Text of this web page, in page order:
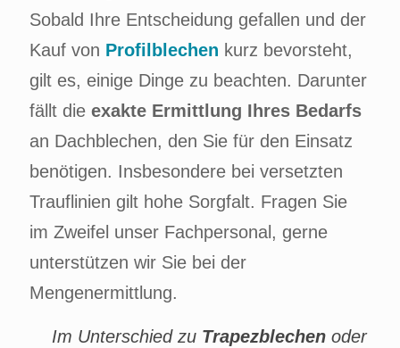
Sobald Ihre Entscheidung gefallen und der
Kauf von Profilblechen kurz bevorsteht,
gilt es, einige Dinge zu beachten. Darunter
fällt die exakte Ermittlung Ihres Bedarfs
an Dachblechen, den Sie für den Einsatz
benötigen. Insbesondere bei versetzten
Trauflinien gilt hohe Sorgfalt. Fragen Sie
im Zweifel unser Fachpersonal, gerne
unterstützen wir Sie bei der
Mengenermittlung.
Im Unterschied zu Trapezblechen oder